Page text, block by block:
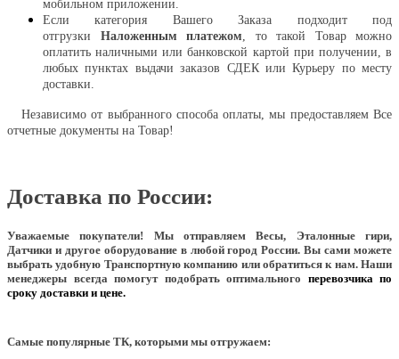
мобильном приложении.
Если категория Вашего Заказа подходит под
отгрузки Наложенным платежом , то такой Товар можно
оплатить наличными или банковской картой при получении, в
любых пунктах выдачи заказов СДЕК или Курьеру по месту
доставки.
Независимо от выбранного способа оплаты, мы предоставляем Все
отчетные документы на Товар!
Доставка по России:
Уважаемые покупатели! Мы отправляем Весы, Эталонные гири,
Датчики и другое оборудование в любой город России. Вы сами можете
выбрать удобную Транспортную компанию или обратиться к нам. Наши
менеджеры всегда помогут подобрать оптимального перевозчика по
сроку доставки и цене.
Самые популярные ТК, которыми мы отгружаем: